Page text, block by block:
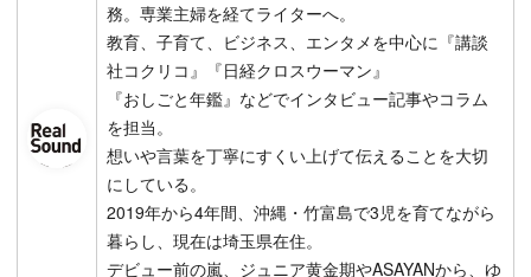
務。専業主婦を経てライターへ。
教育、子育て、ビジネス、エンタメを中心に『講談
社コクリコ』『日経クロスウーマン』
『おしごと年鑑』などでインタビュー記事やコラム
を担当。
想いや言葉を丁寧にすくい上げて伝えることを大切
にしている。
2019年から4年間、沖縄・竹富島で3児を育てながら
暮らし、現在は埼玉県在住。
デビュー前の嵐、ジュニア黄金期やASAYANから、ゆ